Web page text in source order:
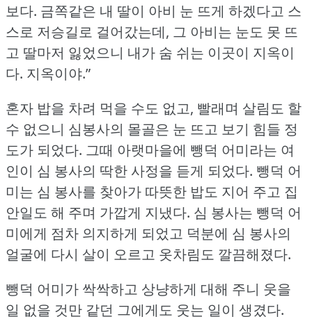
보다. 금쪽같은 내 딸이 아비 눈 뜨게 하겠다고 스
스로 저승길로 걸어갔는데, 그 아비는 눈도 못 뜨
고 딸마저 잃었으니 내가 숨 쉬는 이곳이 지옥이
다. 지옥이야.”
혼자 밥을 차려 먹을 수도 없고, 빨래며 살림도 할
수 없으니 심봉사의 몰골은 눈 뜨고 보기 힘들 정
도가 되었다. 그때 아랫마을에 뺑덕 어미라는 여
인이 심 봉사의 딱한 사정을 듣게 되었다. 뺑덕 어
미는 심 봉사를 찾아가 따뜻한 밥도 지어 주고 집
안일도 해 주며 가깝게 지냈다. 심 봉사는 뺑덕 어
미에게 점차 의지하게 되었고 덕분에 심 봉사의
얼굴에 다시 살이 오르고 옷차림도 깔끔해졌다.
뺑덕 어미가 싹싹하고 상냥하게 대해 주니 웃을
일 없을 것만 같던 그에게도 웃는 일이 생겼다.